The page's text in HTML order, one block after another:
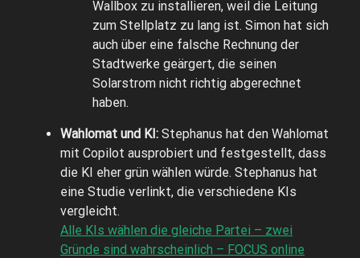
Wallbox zu installieren, weil die Leitung
zum Stellplatz zu lang ist. Simon hat sich
auch über eine falsche Rechnung der
Stadtwerke geärgert, die seinen
Solarstrom nicht richtig abgerechnet
haben.
Wahlomat und KI: Stephanus hat den Wahlomat
mit Copilot ausprobiert und festgestellt, dass
die KI eher grün wählen würde. Stephanus hat
eine Studie verlinkt, die verschiedene KIs
vergleicht.
Alle KIs wählen die gleiche Partei – zwei
Gründe sind wahrscheinlich – FOCUS online